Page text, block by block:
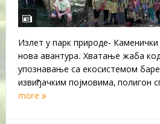
Излет у парк природе- Каменички
нова авантура. Хватање жаба
упознавање са екосистемом
извиђачким појмовима, полигон
more